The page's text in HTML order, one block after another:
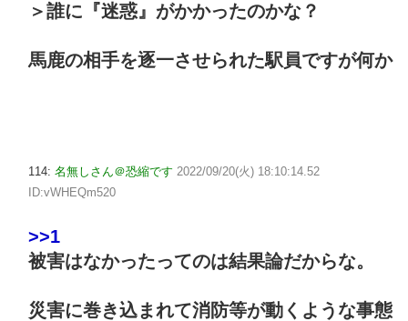
＞誰に『迷惑』がかかったのかな？
馬鹿の相手を逐一させられた駅員ですが何か
114: 名無しさん＠恐縮です 2022/09/20(火) 18:10:14.52
ID:vWHEQm520
>>1
被害はなかったってのは結果論だからな。
災害に巻き込まれて消防等が動くような事態